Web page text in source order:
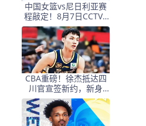
中国女篮vs尼日利亚赛
程敲定！8月7日CCTV5
全程直播，杨舒予迎来
归队首战
CBA重磅！徐杰抵达四
川官宣签新约，新身
份、薪资正式曝光，广
东早已锁定5年顶薪